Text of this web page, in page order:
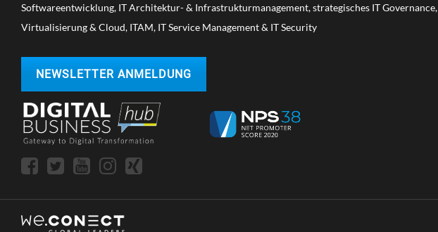
Softwareentwicklung, IT Architektur- & Infrastrukturmanagement, strategisches IT Governance,
Virtualisierung & Cloud, ITAM, IT Service Management & IT Security
NEWSLETTER ANMELDUNG